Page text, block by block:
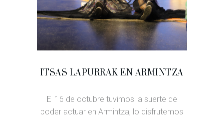
ITSAS LAPURRAK EN ARMINTZA
El 16 de octubre tuvimos la suerte de
poder actuar en Armintza, lo disfrutemos